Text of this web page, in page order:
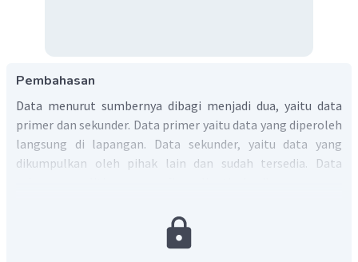
Pembahasan
Data menurut sumbernya dibagi menjadi dua, yaitu data
primer dan sekunder. Data primer yaitu data yang diperoleh
langsung di lapangan. Data sekunder, yaitu data yang
dikumpulkan oleh pihak lain dan sudah tersedia. Data
data sekunder penelitian geografi
meliputi; data lembaga survey, jurnal ilmiah, dan buku